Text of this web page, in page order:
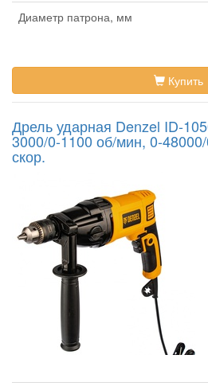
Диаметр патрона, мм
Купить
Дрель ударная Denzel ID-
3000/0-1100 об/мин, 0-
скор.